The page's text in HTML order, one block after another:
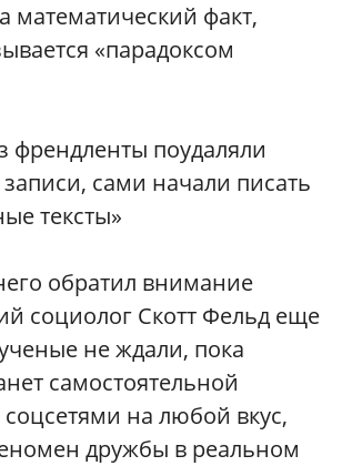
математический факт,
«парадоксом
френдленты поудаляли
сами начали писать
тексты»
обратил внимание
социолог Скотт Фельд еще
не ждали, пока
самостоятельной
на любой вкус,
дружбы в реальном